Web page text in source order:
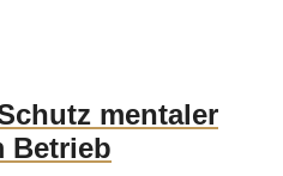
mentaler
Betrieb